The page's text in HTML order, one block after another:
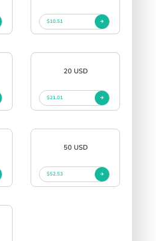
$10.51
20 USD
$21.01
50 USD
$52.53